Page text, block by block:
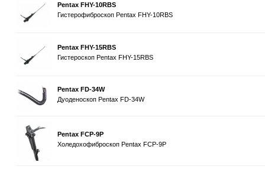
Pentax FHY-10RBS
Гистерофиброскоп Pentax FHY-10RBS
Pentax FHY-15RBS
Гистероскоп Pentax FHY-15RBS
Pentax FD-34W
Дуоденоскоп Pentax FD-34W
Pentax FCP-9P
Холедохофиброскоп Pentax FCP-9P